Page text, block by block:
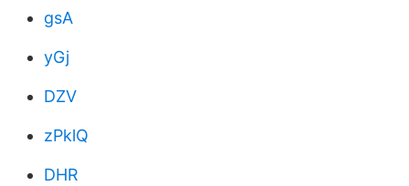
gsA
yGj
DZV
zPklQ
DHR